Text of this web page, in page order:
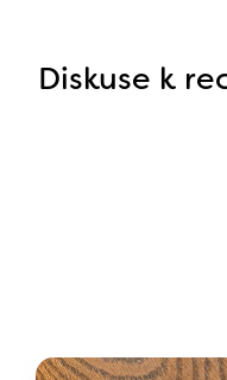
Diskuse k